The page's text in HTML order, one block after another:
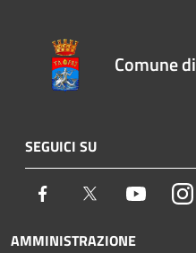
Comune
SEGUICI SU
Facebook Twitter Youtube
AMMINISTRAZIONE